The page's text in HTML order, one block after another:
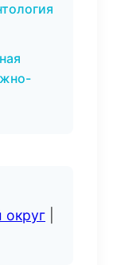
округ